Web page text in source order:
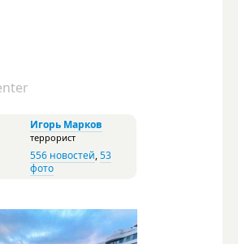
Игорь Марков
террорист
556 новостей,53
фото